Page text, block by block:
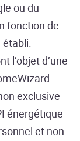
ou du
fonction de
établi.
l’objet d’une
exclusive
énergétique
et non